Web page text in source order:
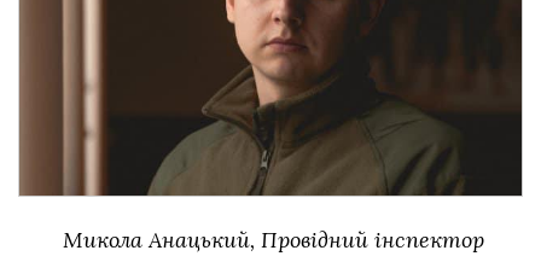
Микола Анацький, Провідний інспектор